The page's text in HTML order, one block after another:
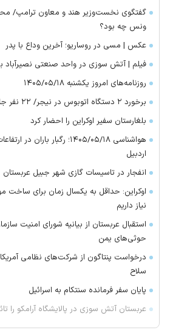
گفتگوی نخست‌وزیر هند و معاون ترامپ/
ونس چه بود؟
عکس | مسی در روساریو؛ آخرین وداع با پدر
فیلم | آتش سوزی در واحد صنعتی نصیرآباد
روزنامه‌های امروز یکشنبه ۱۴۰۵/۰۵/۱۸
برخورد ۲ دستگاه اتوبوس در نیجر/ ۲۲ نفر جان باختند
بلغارستان سفیر اوکراین را احضار کرد
هواشناسی ۱۴۰۵/۰۵/۱۸؛ رگبار باران
اردبیل
انفجار در تاسیسات گازی شهر جبیل عربستان
اوکراین: حداقل به یکسال زمان برای ساخت
نیاز داریم
استقبال عربستان از بیانیه شورای امنیت
حوثی‌های یمن
درخواست پنتاگون از شرکت‌های نظامی
سلاح
پایان سفر فرمانده سنتکام به اسرائیل
عربستان آتش سوزی در پالایشگاه آرامکو را